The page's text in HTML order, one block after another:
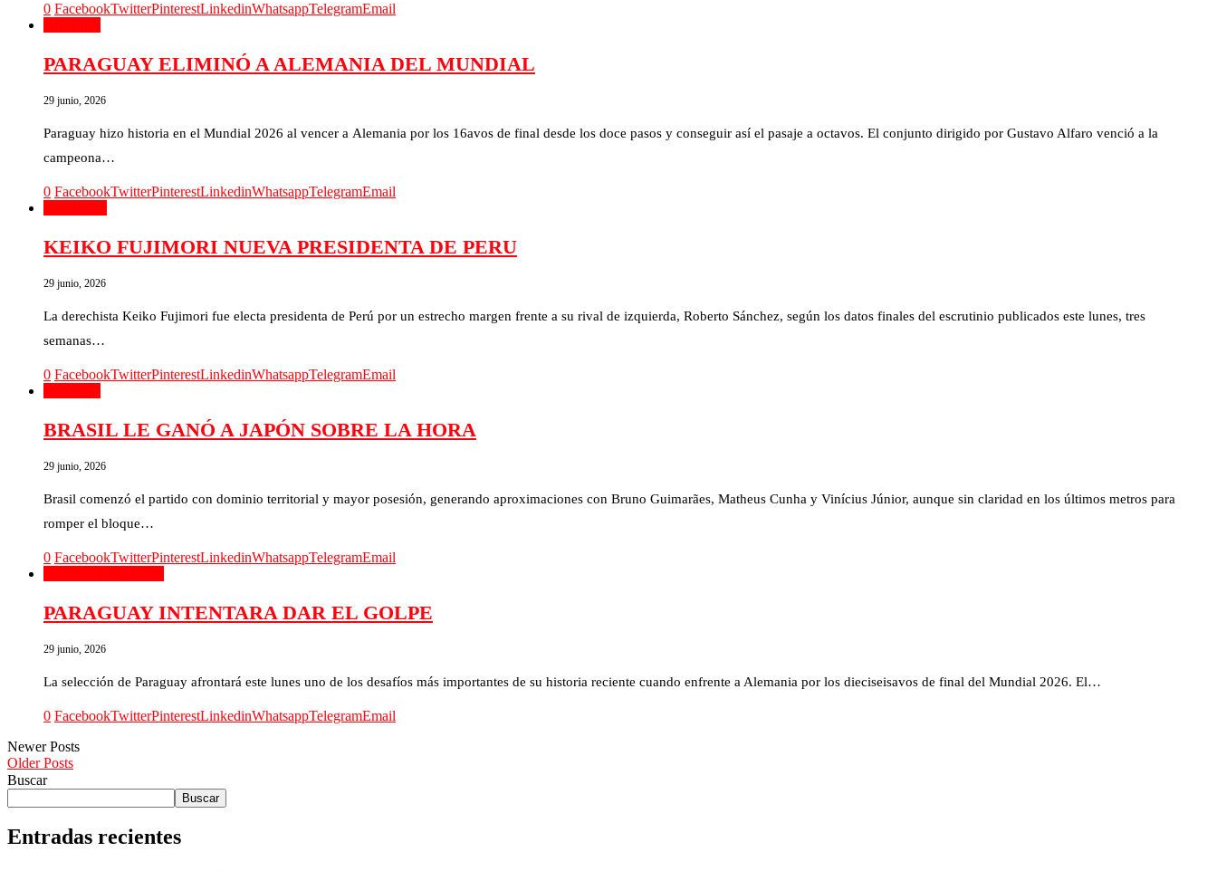
0 FacebookTwitterPinterestLinkedinWhatsappTelegramEmail
PARAGUAY ELIMINÓ A ALEMANIA DEL MUNDIAL
29 junio, 2026
Paraguay hizo historia en el Mundial 2026 al vencer a Alemania por los 16avos de final desde los doce pasos y conseguir así el pasaje a octavos. El conjunto dirigido por Gustavo Alfaro venció a la
campeona…
0 FacebookTwitterPinterestLinkedinWhatsappTelegramEmail
KEIKO FUJIMORI NUEVA PRESIDENTA DE PERU
29 junio, 2026
La derechista Keiko Fujimori fue electa presidenta de Perú por un estrecho margen frente a su rival de izquierda, Roberto Sánchez, según los datos finales del escrutinio publicados este lunes, tres
semanas…
0 FacebookTwitterPinterestLinkedinWhatsappTelegramEmail
BRASIL LE GANÓ A JAPÓN SOBRE LA HORA
29 junio, 2026
Brasil comenzó el partido con dominio territorial y mayor posesión, generando aproximaciones con Bruno Guimarães, Matheus Cunha y Vinícius Júnior, aunque sin claridad en los últimos metros para
romper el bloque…
0 FacebookTwitterPinterestLinkedinWhatsappTelegramEmail
PARAGUAY INTENTARA DAR EL GOLPE
29 junio, 2026
La selección de Paraguay afrontará este lunes uno de los desafíos más importantes de su historia reciente cuando enfrente a Alemania por los dieciseisavos de final del Mundial 2026. El…
0 FacebookTwitterPinterestLinkedinWhatsappTelegramEmail
Newer Posts
Older Posts
Buscar
Buscar
Entradas recientes